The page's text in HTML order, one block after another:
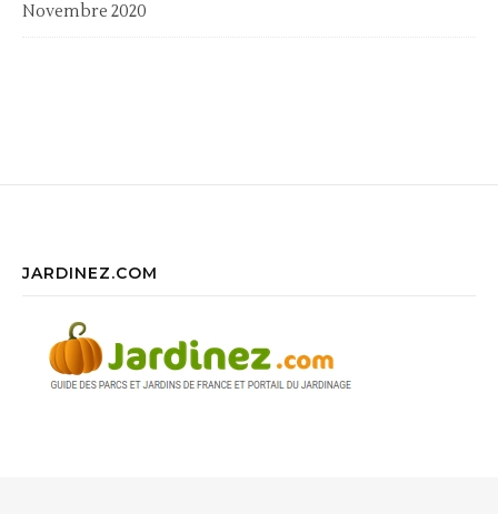
Novembre 2020
JARDINEZ.COM